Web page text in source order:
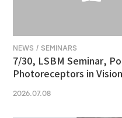
NEWS / SEMINARS
7/30, LSBM Seminar,
Photoreceptors in
2026.07.08